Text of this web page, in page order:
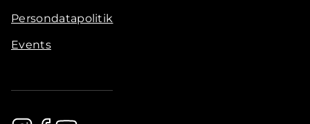
Persondatapolitik
Events